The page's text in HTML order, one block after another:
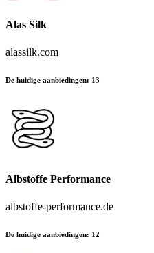
Alas Silk
alassilk.com
De huidige aanbiedingen: 13
Albstoffe Performance
albstoffe-performance.de
De huidige aanbiedingen: 12